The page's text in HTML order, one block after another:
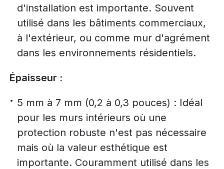
d'installation est importante. Souvent
utilisé dans les bâtiments commerciaux,
à l'extérieur, ou comme mur d'agrément
dans les environnements résidentiels.
Épaisseur :
5 mm à 7 mm (0,2 à 0,3 pouces) : Idéal
pour les murs intérieurs où une
protection robuste n'est pas nécessaire
mais où la valeur esthétique est
importante. Couramment utilisé dans les